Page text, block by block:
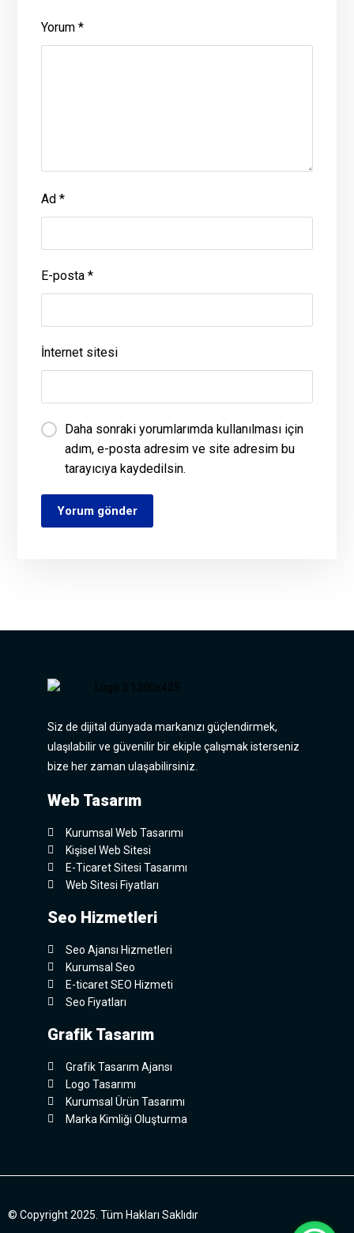
Yorum*
Ad*
E-posta*
İnternet sitesi
Daha sonraki yorumlarımda kullanılması için
adım, e-posta adresim ve site adresim bu
tarayıcıya kaydedilsin.
Yorum gönder
Siz de dijital dünyada markanızı güçlendirmek,
ulaşılabilir ve güvenilir bir ekiple çalışmak isterseniz
bize her zaman ulaşabilirsiniz.
Web Tasarım
Kurumsal Web Tasarımı
Kişisel Web Sitesi
E-Ticaret Sitesi Tasarımı
Web Sitesi Fiyatları
Seo Hizmetleri
Seo Ajansı Hizmetleri
Kurumsal Seo
E-ticaret SEO Hizmeti
Seo Fiyatları
Grafik Tasarım
Grafik Tasarım Ajansı
Logo Tasarımı
Kurumsal Ürün Tasarımı
Marka Kimliği Oluşturma
© Copyright 2025. Tüm Hakları Saklıdır